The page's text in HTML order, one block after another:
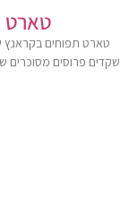
טארט
טארט תפוחים בקראנץ
שקדים פרוסים מסוכרים